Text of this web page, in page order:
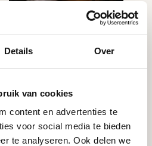
Details Over
van cookies
content en advertenties te
voor social media te bieden
te analyseren. Ook delen we